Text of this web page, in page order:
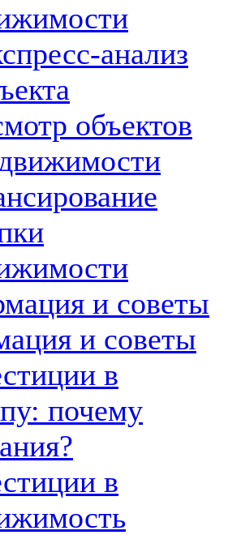
анализ
объектов
и советы
в
почему
в